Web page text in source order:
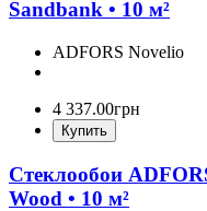
Sandbank • 10 м²
ADFORS Novelio
4 337.00грн
Купить
Стеклообои
Wood • 10 м²